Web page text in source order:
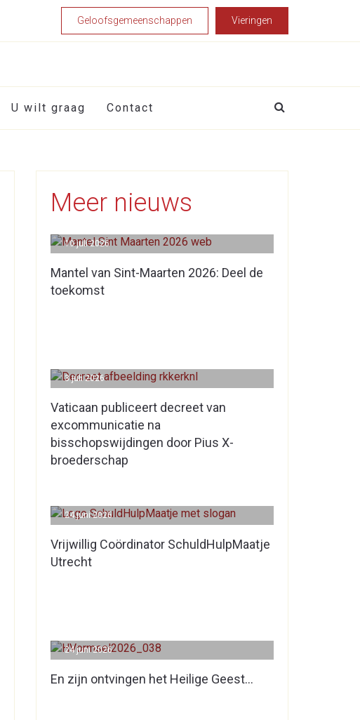
Geloofsgemeenschappen Vieringen
U wilt graag Contact
Meer nieuws
Mantel van Sint-Maarten 2026: Deel de
toekomst
10 juli 2026
Vaticaan publiceert decreet van
excommunicatie na
bisschopswijdingen door Pius X-
broederschap
3 juli 2026
Vrijwillig Coördinator SchuldHulpMaatje
Utrecht
24 juni 2026
En zijn ontvingen het Heilige Geest…
24 juni 2026